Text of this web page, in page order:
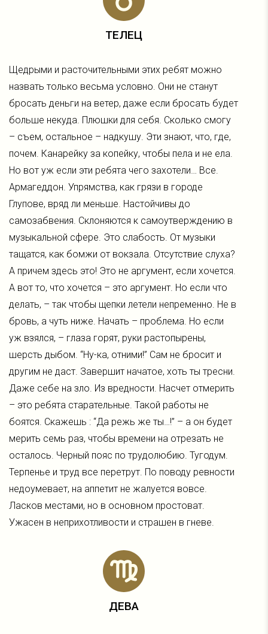
ТЕЛЕЦ
Щедрыми и расточительными этих ребят можно
назвать только весьма условно. Они не станут
бросать деньги на ветер, даже если бросать будет
больше некуда. Плюшки для себя. Сколько смогу
– съем, остальное – надкушу. Эти знают, что, где,
почем. Канарейку за копейку, чтобы пела и не ела.
Но вот уж если эти ребята чего захотели… Все.
Армагеддон. Упрямства, как грязи в городе
Глупове, вряд ли меньше. Настойчивы до
самозабвения. Склоняются к самоутверждению в
музыкальной сфере. Это слабость. От музыки
тащатся, как бомжи от вокзала. Отсутствие слуха?
А причем здесь это! Это не аргумент, если хочется.
А вот то, что хочется – это аргумент. Но если что
делать, – так чтобы щепки летели непременно. Не в
бровь, а чуть ниже. Начать – проблема. Но если
уж взялся, – глаза горят, руки растопырены,
шерсть дыбом. “Ну-ка, отними!” Сам не бросит и
другим не даст. Завершит начатое, хоть ты тресни.
Даже себе на зло. Из вредности. Насчет отмерить
– это ребята старательные. Такой работы не
боятся. Скажешь : “Да режь же ты…!” – а он будет
мерить семь раз, чтобы времени на отрезать не
осталось. Черный пояс по трудолюбию. Тугодум.
Терпенье и труд все перетрут. По поводу ревности
недоумевает, на аппетит не жалуется вовсе.
Ласков местами, но в основном простоват.
Ужасен в неприхотливости и страшен в гневе.
ДЕВА